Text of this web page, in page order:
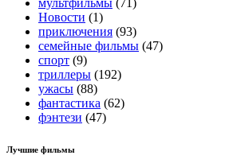
Новости (1)
приключения (93)
семейные фильмы (47)
спорт (9)
триллеры (192)
ужасы (88)
фантастика (62)
фэнтези (47)
Лучшие фильмы